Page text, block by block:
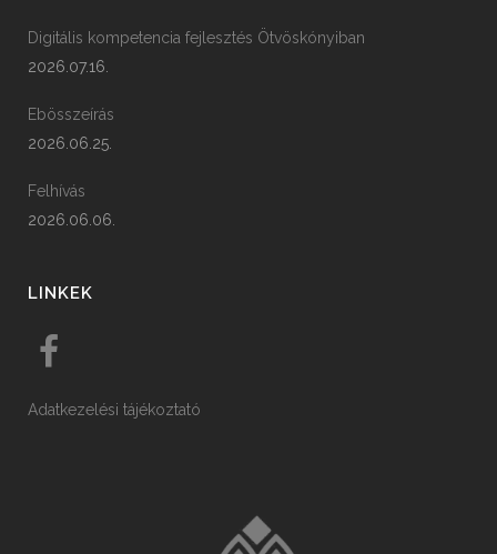
Digitális kompetencia fejlesztés Ötvöskónyiban
2026.07.16.
Ebösszeírás
2026.06.25.
Felhívás
2026.06.06.
LINKEK
Adatkezelési tájékoztató